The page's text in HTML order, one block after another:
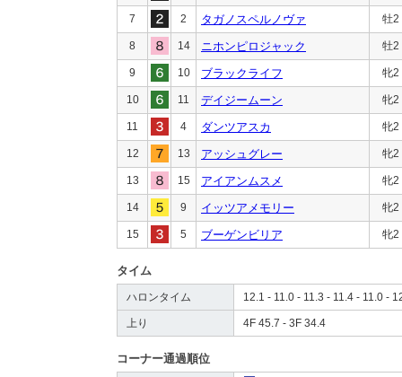
7 2 タガノスペルノヴァ 牡2
8 14 ニホンピロジャック 牡2
9 10 ブラックライフ 牝2
10 11 デイジームーン 牝2
11 4 ダンツアスカ 牝2
12 13 アッシュグレー 牝2
13 15 アイアンムスメ 牝2
14 9 イッツアメモリー 牝2
15 5 ブーゲンビリア 牝2
タイム
ハロンタイム 12.1 - 11.0 - 11.3 - 11.4 - 11.0 -
上り 4F 45.7 - 3F 34.4
コーナー通過順位